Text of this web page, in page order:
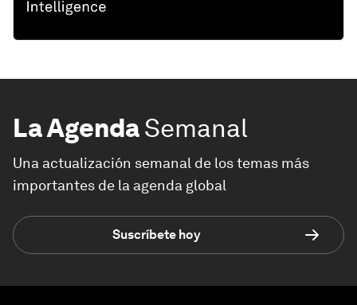
La AgendaSemanal
Una actualización semanal de los temas más
importantes de la agenda global
Suscríbete hoy